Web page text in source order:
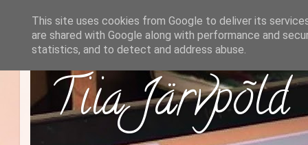
Tiia Järvpõld
This site uses cookies from Google to deliver its
are shared with Google along with performance and
statistics, and to detect and address abuse.